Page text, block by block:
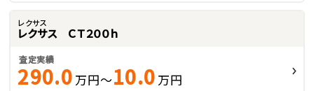
レクサス
レクサス ＣＴ２００ｈ
査定実績
290.0 万円～10.0 万円